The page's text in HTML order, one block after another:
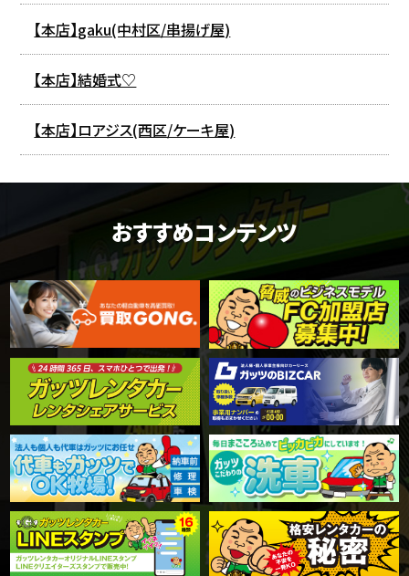
【本店】gaku(中村区/串揚げ屋)
【本店】結婚式♡
【本店】ロアジス(西区/ケーキ屋)
おすすめコンテンツ